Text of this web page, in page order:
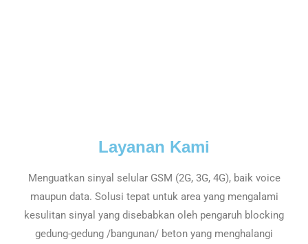
Layanan Kami
Menguatkan sinyal selular GSM (2G, 3G, 4G), baik voice
maupun data. Solusi tepat untuk area yang mengalami
kesulitan sinyal yang disebabkan oleh pengaruh blocking
gedung-gedung /bangunan/ beton yang menghalangi